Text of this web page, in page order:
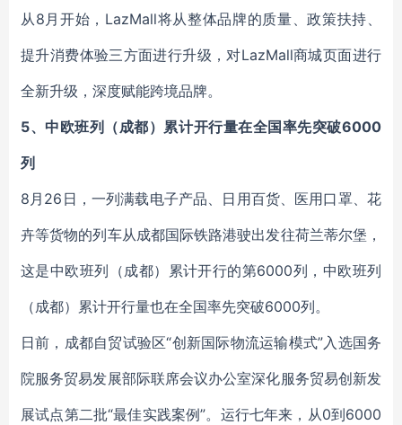
从8月开始，LazMall将从整体品牌的质量、政策扶持、
提升消费体验三方面进行升级，对LazMall商城页面进行
全新升级，深度赋能跨境品牌。
5、中欧班列（成都）累计开行量在全国率先突破6000
列
8月26日，一列满载电子产品、日用百货、医用口罩、花
卉等货物的列车从成都国际铁路港驶出发往荷兰蒂尔堡，
这是中欧班列（成都）累计开行的第6000列，中欧班列
（成都）累计开行量也在全国率先突破6000列。
日前，成都自贸试验区“创新国际物流运输模式”入选国务
院服务贸易发展部际联席会议办公室深化服务贸易创新发
展试点第二批“最佳实践案例”。运行七年来，从0到6000